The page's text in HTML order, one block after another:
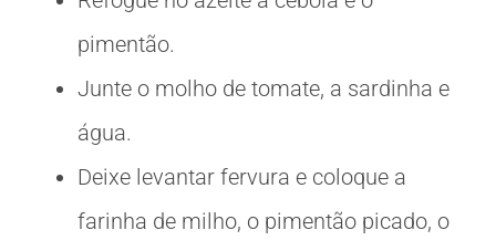
pimentão.
Junte o molho de tomate, a sardinha e
água.
Deixe levantar fervura e coloque a
farinha de milho, o pimentão picado, o